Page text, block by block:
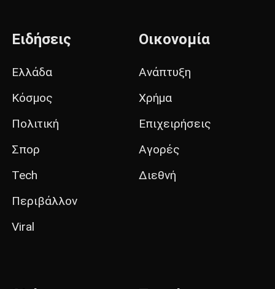
Ειδήσεις
Ελλάδα
Κόσμος
Πολιτική
Σπορ
Tech
Περιβάλλον
Viral
Οικονομία
Ανάπτυξη
Χρήμα
Επιχειρήσεις
Αγορές
Διεθνή